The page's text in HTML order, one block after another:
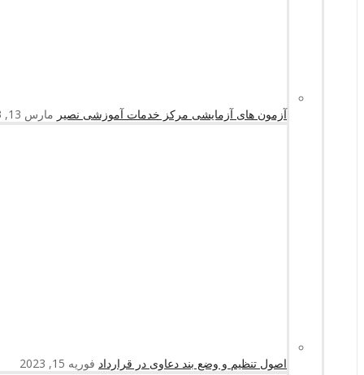
آزمون های آزمایشی مرکز خدمات آموزشی نصیر مارس 13, 2023
اصول تنظیم و وضع بند دعاوی در قرارداد فوریه 15, 2023